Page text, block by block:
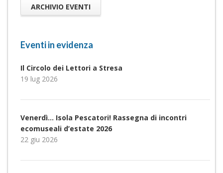
ARCHIVIO EVENTI
Eventi in evidenza
Il Circolo dei Lettori a Stresa
19 lug 2026
Venerdì… Isola Pescatori! Rassegna di incontri
ecomuseali d’estate 2026
22 giu 2026